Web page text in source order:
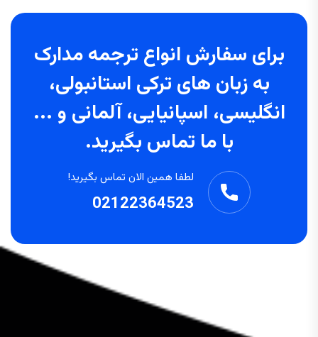
برای سفارش انواع ترجمه مدارک
به زبان های ترکی استانبولی،
انگلیسی، اسپانیایی، آلمانی و ...
با ما تماس بگیرید.
لطفا همین الان تماس بگیرید!
02122364523